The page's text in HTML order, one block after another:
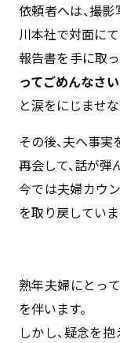
依頼者へは、撮
川本社で対面に
報告書を手に取
ってごめんなさ
と涙をにじませ
その後、夫へ事
再会して、話が弾
今では夫婦カウ
を取り戻していま
熟年夫婦にとっ
を伴います。
しかし、疑念を